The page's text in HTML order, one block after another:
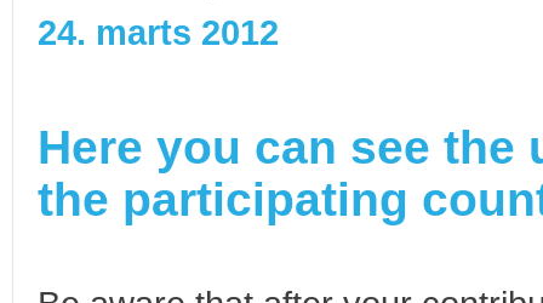
24. marts 2012
Here you can see
the participating